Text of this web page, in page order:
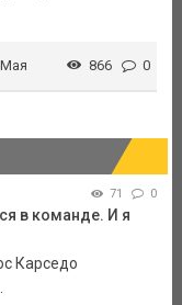
866 0
71 0
в команде. И я
Карседо